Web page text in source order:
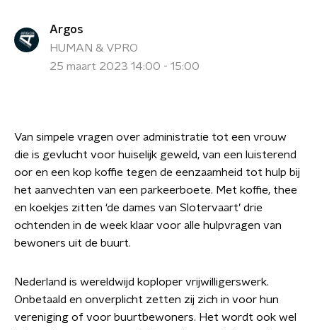
Argos
HUMAN & VPRO
25 maart 2023 14:00 - 15:00
Van simpele vragen over administratie tot een vrouw
die is gevlucht voor huiselijk geweld, van een luisterend
oor en een kop koffie tegen de eenzaamheid tot hulp bij
het aanvechten van een parkeerboete. Met koffie, thee
en koekjes zitten ‘de dames van Slotervaart’ drie
ochtenden in de week klaar voor alle hulpvragen van
bewoners uit de buurt.
Nederland is wereldwijd koploper vrijwilligerswerk.
Onbetaald en onverplicht zetten zij zich in voor hun
vereniging of voor buurtbewoners. Het wordt ook wel